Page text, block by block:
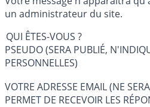
un administrateur du site.
QUI ÊTES-VOUS ?
PSEUDO (SERA PUBLIÉ,
PERSONNELLES)
VOTRE ADRESSE EMAIL (NE
PERMET DE RECEVOIR LES